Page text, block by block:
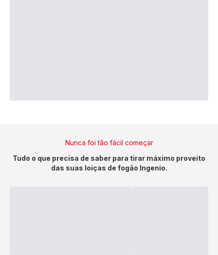
Nunca foi tão fácil começar
Tudo o que precisa de saber para tirar máximo proveito
das suas loiças de fogão Ingenio.